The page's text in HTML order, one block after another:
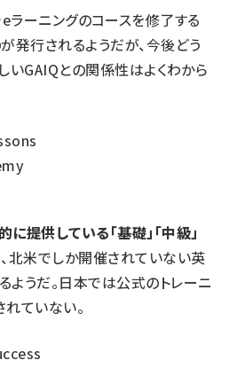
ーニングのコースを修了する
発行されるようだが、今後どう
いGAIQとの関係性はよくわから
提供している「基礎」「中級」
北米でしか開催されていない英
うだ。日本では公式のトレーニ
ていない。